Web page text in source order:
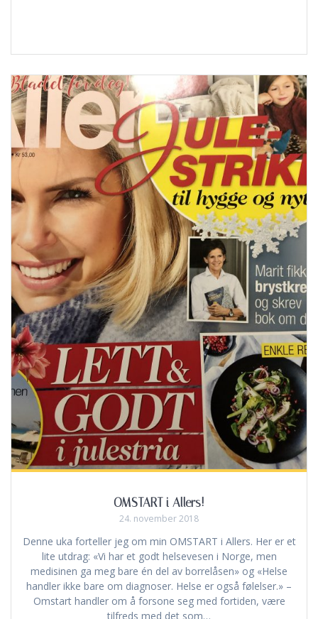
OMSTART i Allers!
24. november 2018
Denne uka forteller jeg om min OMSTART i Allers. Her er et
lite utdrag: «Vi har et godt helsevesen i Norge, men
medisinen ga meg bare én del av borrelåsen» og «Helse
handler ikke bare om diagnoser. Helse er også følelser.» –
Omstart handler om å forsone seg med fortiden, være
tilfreds med det som…